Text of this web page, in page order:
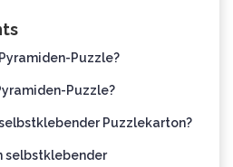
Puzzle?
Puzzle?
Puzzlekarton?
selbstklebender